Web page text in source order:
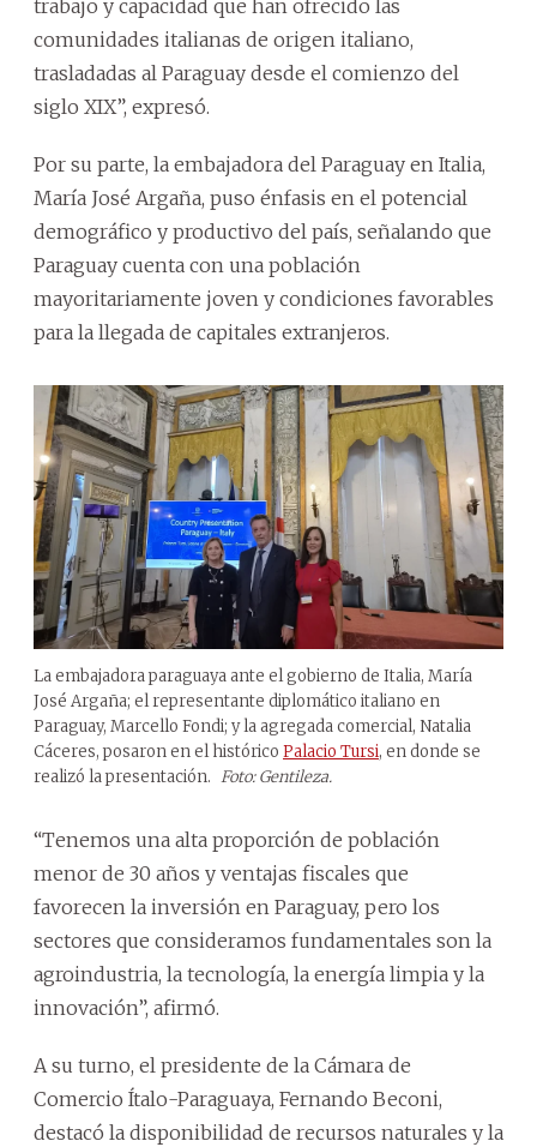
trabajo y capacidad que han ofrecido las
comunidades italianas de origen italiano,
trasladadas al Paraguay desde el comienzo del
siglo XIX”, expresó.
Por su parte, la embajadora del Paraguay en Italia,
María José Argaña, puso énfasis en el potencial
demográfico y productivo del país, señalando que
Paraguay cuenta con una población
mayoritariamente joven y condiciones favorables
para la llegada de capitales extranjeros.
La embajadora paraguaya ante el gobierno de Italia, María
José Argaña; el representante diplomático italiano en
Paraguay, Marcello Fondi; y la agregada comercial, Natalia
Cáceres, posaron en el histórico Palacio Tursi, en donde se
realizó la presentación. Foto: Gentileza.
“Tenemos una alta proporción de población
menor de 30 años y ventajas fiscales que
favorecen la inversión en Paraguay, pero los
sectores que consideramos fundamentales son la
agroindustria, la tecnología, la energía limpia y la
innovación”, afirmó.
A su turno, el presidente de la Cámara de
Comercio Ítalo-Paraguaya, Fernando Beconi,
destacó la disponibilidad de recursos naturales y la